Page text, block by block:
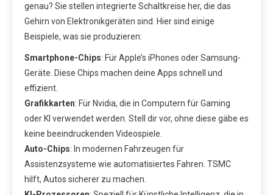
genau? Sie stellen integrierte Schaltkreise her, die das
Gehirn von Elektronikgeräten sind. Hier sind einige
Beispiele, was sie produzieren:
Smartphone-Chips: Für Apple’s iPhones oder Samsung-
Geräte. Diese Chips machen deine Apps schnell und
effizient.
Grafikkarten: Für Nvidia, die in Computern für Gaming
oder KI verwendet werden. Stell dir vor, ohne diese gäbe es
keine beeindruckenden Videospiele.
Auto-Chips: In modernen Fahrzeugen für
Assistenzsysteme wie automatisiertes Fahren. TSMC
hilft, Autos sicherer zu machen.